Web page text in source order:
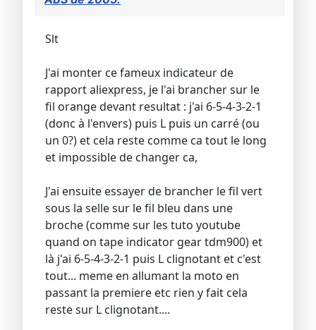
Slt
J'ai monter ce fameux indicateur de
rapport aliexpress, je l'ai brancher sur le
fil orange devant resultat : j'ai 6-5-4-3-2-1
(donc à l'envers) puis L puis un carré (ou
un 0?) et cela reste comme ca tout le long
et impossible de changer ca,
J'ai ensuite essayer de brancher le fil vert
sous la selle sur le fil bleu dans une
broche (comme sur les tuto youtube
quand on tape indicator gear tdm900) et
là j'ai 6-5-4-3-2-1 puis L clignotant et c'est
tout... meme en allumant la moto en
passant la premiere etc rien y fait cela
reste sur L clignotant....